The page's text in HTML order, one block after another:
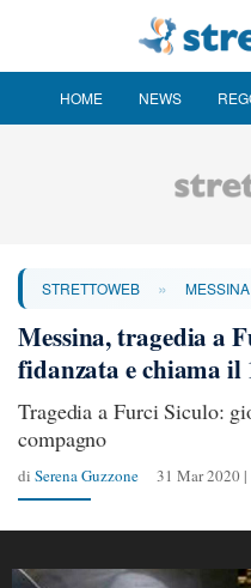
HOME NEWS
STRETTOWEB » MESSINA
Messina, tragedia a
fidanzata e chiama il
Tragedia a Furci Siculo:
compagno
di Serena Guzzone 31 Mar 2020